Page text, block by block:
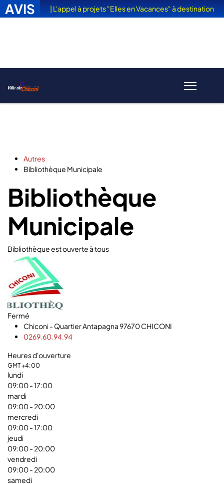
Autres
Bibliothèque Municipale
Bibliothèque
Municipale
Bibliothèque est ouverte à tous
Fermé
Chiconi - Quartier Antapagna 97670 CHICONI
0269.60.94.94
Heures d'ouverture
GMT +4:00
lundi
09:00- 17:00
mardi
09:00- 20:00
mercredi
09:00- 17:00
jeudi
09:00- 20:00
vendredi
09:00- 20:00
samedi
AVIS
| L'appel à projets "Elles en Vacances" à destination